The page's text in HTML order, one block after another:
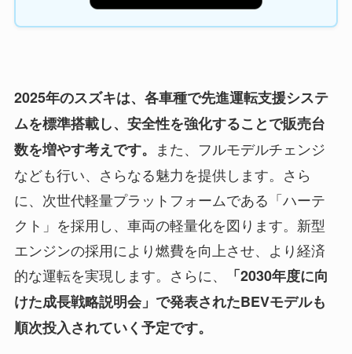
2025年のスズキは、各車種で先進運転支援システ
ムを標準搭載し、安全性を強化することで販売台
数を増やす考えです。 また、フルモデルチェンジ
なども行い、さらなる魅力を提供します。さら
に、次世代軽量プラットフォームである「ハーテ
クト」を採用し、車両の軽量化を図ります。新型
エンジンの採用により燃費を向上させ、より経済
的な運転を実現します。さらに、
「2030年度に向
けた成長戦略説明会」で発表されたBEVモデルも
順次投入されていく予定です。